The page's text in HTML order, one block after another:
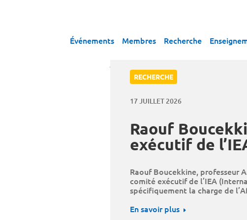
Événements Membres Recherche
RECHERCHE
17 JUILLET 2026
Raouf
exécutif de
Raouf Boucekkine, professeur
comité exécutif de l’IEA
spécifiquement la charge de
En savoir plus